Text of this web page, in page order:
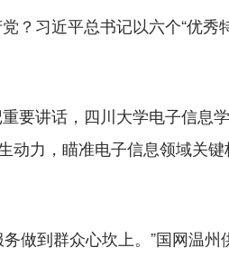
习近平总书记以六个“优秀
要讲话，四川大学电子信息
动力，瞄准电子信息领域关
做到群众心坎上。”国网温州